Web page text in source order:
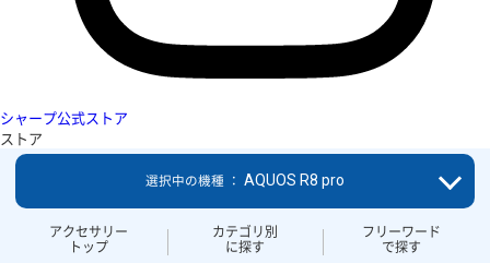
シャープ公式ストア
ストア
アクセサリー
トップ
カテゴリ別
に探す
フリーワード
で探す
選択中の機種 ： AQUOS R8 pro